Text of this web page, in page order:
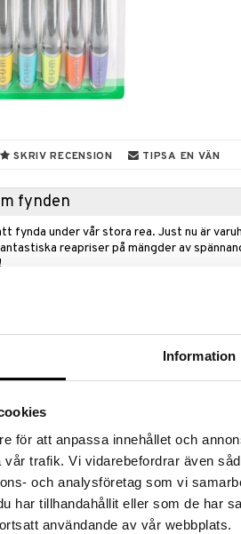
Information
för att anpassa innehållet och
trafik. Vi vidarebefordrar även
och analysföretag som vi
har tillhandahållit eller som de har
användande av vår webbplats.
SKRIV RECENSION TIPSA EN VÄN
fynden
fynda under vår stora rea. Just nu är
reapriser på mängder av
håller dina tänder rena från plack och
massage för ditt tandkött vilket är